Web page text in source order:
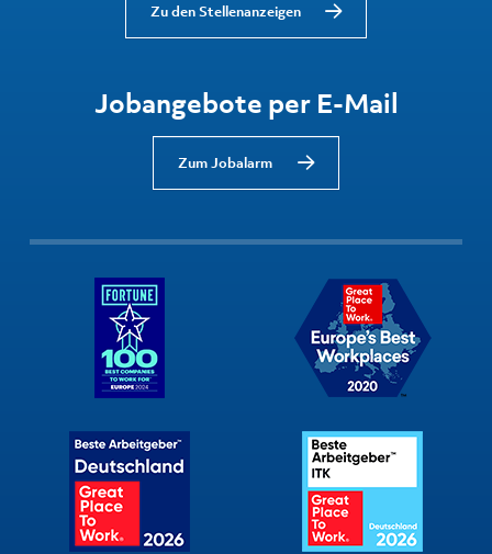
Zu den Stellenanzeigen
Jobangebote per E-Mail
Zum Jobalarm